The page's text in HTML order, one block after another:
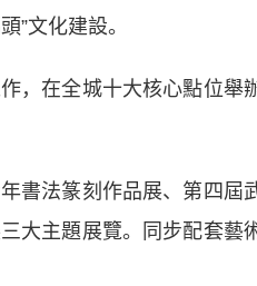
”文化建設。
，在全城十大核心點位舉
書法篆刻作品展、第四屆
大主題展覽。同步配套藝